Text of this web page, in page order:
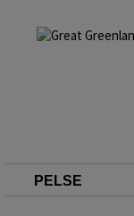
PELSE